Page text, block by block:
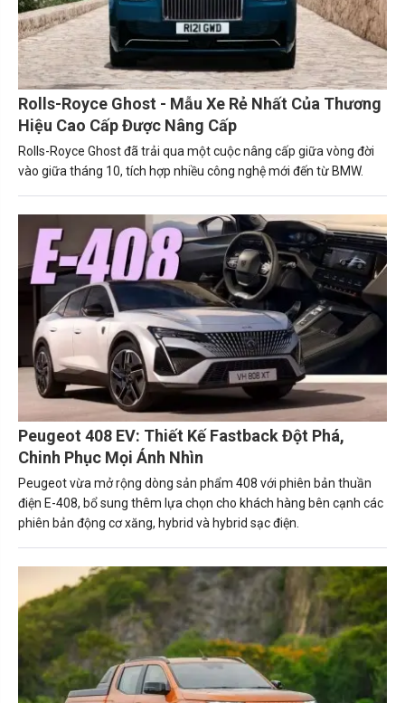
Rolls-Royce Ghost - Mẫu Xe Rẻ Nhất Của Thương
Hiệu Cao Cấp Được Nâng Cấp
Rolls-Royce Ghost đã trải qua một cuộc nâng cấp giữa vòng đời
vào giữa tháng 10, tích hợp nhiều công nghệ mới đến từ BMW.
Peugeot 408 EV: Thiết Kế Fastback Đột Phá,
Chinh Phục Mọi Ánh Nhìn
Peugeot vừa mở rộng dòng sản phẩm 408 với phiên bản thuần
điện E-408, bổ sung thêm lựa chọn cho khách hàng bên cạnh các
phiên bản động cơ xăng, hybrid và hybrid sạc điện.